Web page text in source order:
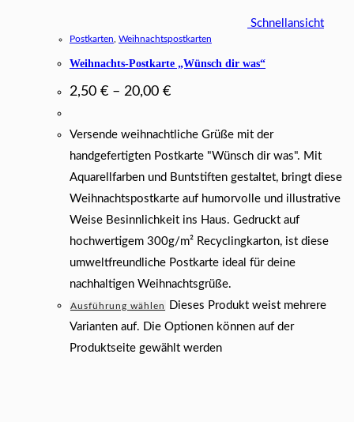
Schnellansicht
Postkarten, Weihnachtspostkarten
Weihnachts-Postkarte „Wünsch dir was“
2,50 € – 20,00 €
Versende weihnachtliche Grüße mit der
handgefertigten Postkarte "Wünsch dir was". Mit
Aquarellfarben und Buntstiften gestaltet, bringt diese
Weihnachtspostkarte auf humorvolle und illustrative
Weise Besinnlichkeit ins Haus. Gedruckt auf
hochwertigem 300g/m² Recyclingkarton, ist diese
umweltfreundliche Postkarte ideal für deine
nachhaltigen Weihnachtsgrüße.
Ausführung wählen
Dieses Produkt weist mehrere
Varianten auf. Die Optionen können auf der
Produktseite gewählt werden